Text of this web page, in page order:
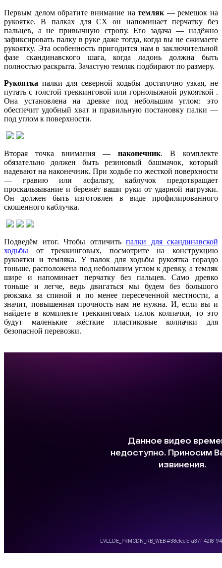
Первым делом обратите внимание натемляк— ремешок на
рукоятке. В палках для СХ он напоминает перчатку без
пальцев, а не привычную стропу. Его задача — надёжно
зафиксировать палку в руке даже тогда, когда вы не сжимаете
рукоятку. Эта особенность пригодится нам в заключительной
фазе скандинавского шага, когда ладонь должна быть
полностью раскрыта. Зачастую темляк подбирают по размеру.
Рукоятка палки для северной ходьбы достаточно узкая, не
путать с толстой треккинговой или горнолыжной рукояткой .
Она установлена на древке под небольшим углом: это
обеспечит удобный хват и правильную постановку палки —
под углом к поверхности.
Вторая точка внимания — наконечник. В комплекте
обязательно должен быть резиновый башмачок, который
надевают на наконечник. При ходьбе по жесткой поверхности
— гравию или асфальту, каблучок предотвращает
проскальзывание и бережёт ваши руки от ударной нагрузки.
Он должен быть изготовлен в виде профилированного
скошенного каблучка.
Подведём итог. Чтобы отличить палки для скандинавской
ходьбы от треккинговых, посмотрите на конструкцию
рукоятки и темляка. У палок для ходьбы рукоятка гораздо
тоньше, расположена под небольшим углом к древку, а темляк
шире и напоминает перчатку без пальцев. Само древко
тоньше и легче, ведь двигаться мы будем без большого
рюкзака за спиной и по менее пересеченной местности, а
значит, повышенная прочность нам не нужна. И, если вы и
найдете в комплекте треккинговых палок колпачки, то это
будут маленькие жёсткие пластиковые колпачки для
безопасной перевозки.